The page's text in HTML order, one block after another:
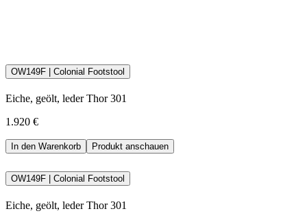
Das Mischungsverhältnis der beiden Füllmaterialien variiert je nach
Komfort und Formstabilität bestmöglich zu gewährleisten.
Instandhaltungs- und Pflegeanleitung als PDF
OW149F | Colonial Footstool
Eiche, geölt, leder Thor 301
1.920 €
In den Warenkorb Produkt anschauen
OW149F | Colonial Footstool
Eiche, geölt, leder Thor 301